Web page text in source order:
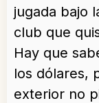
jugada bajo
club que
Hay que
los dólares,
exterior no